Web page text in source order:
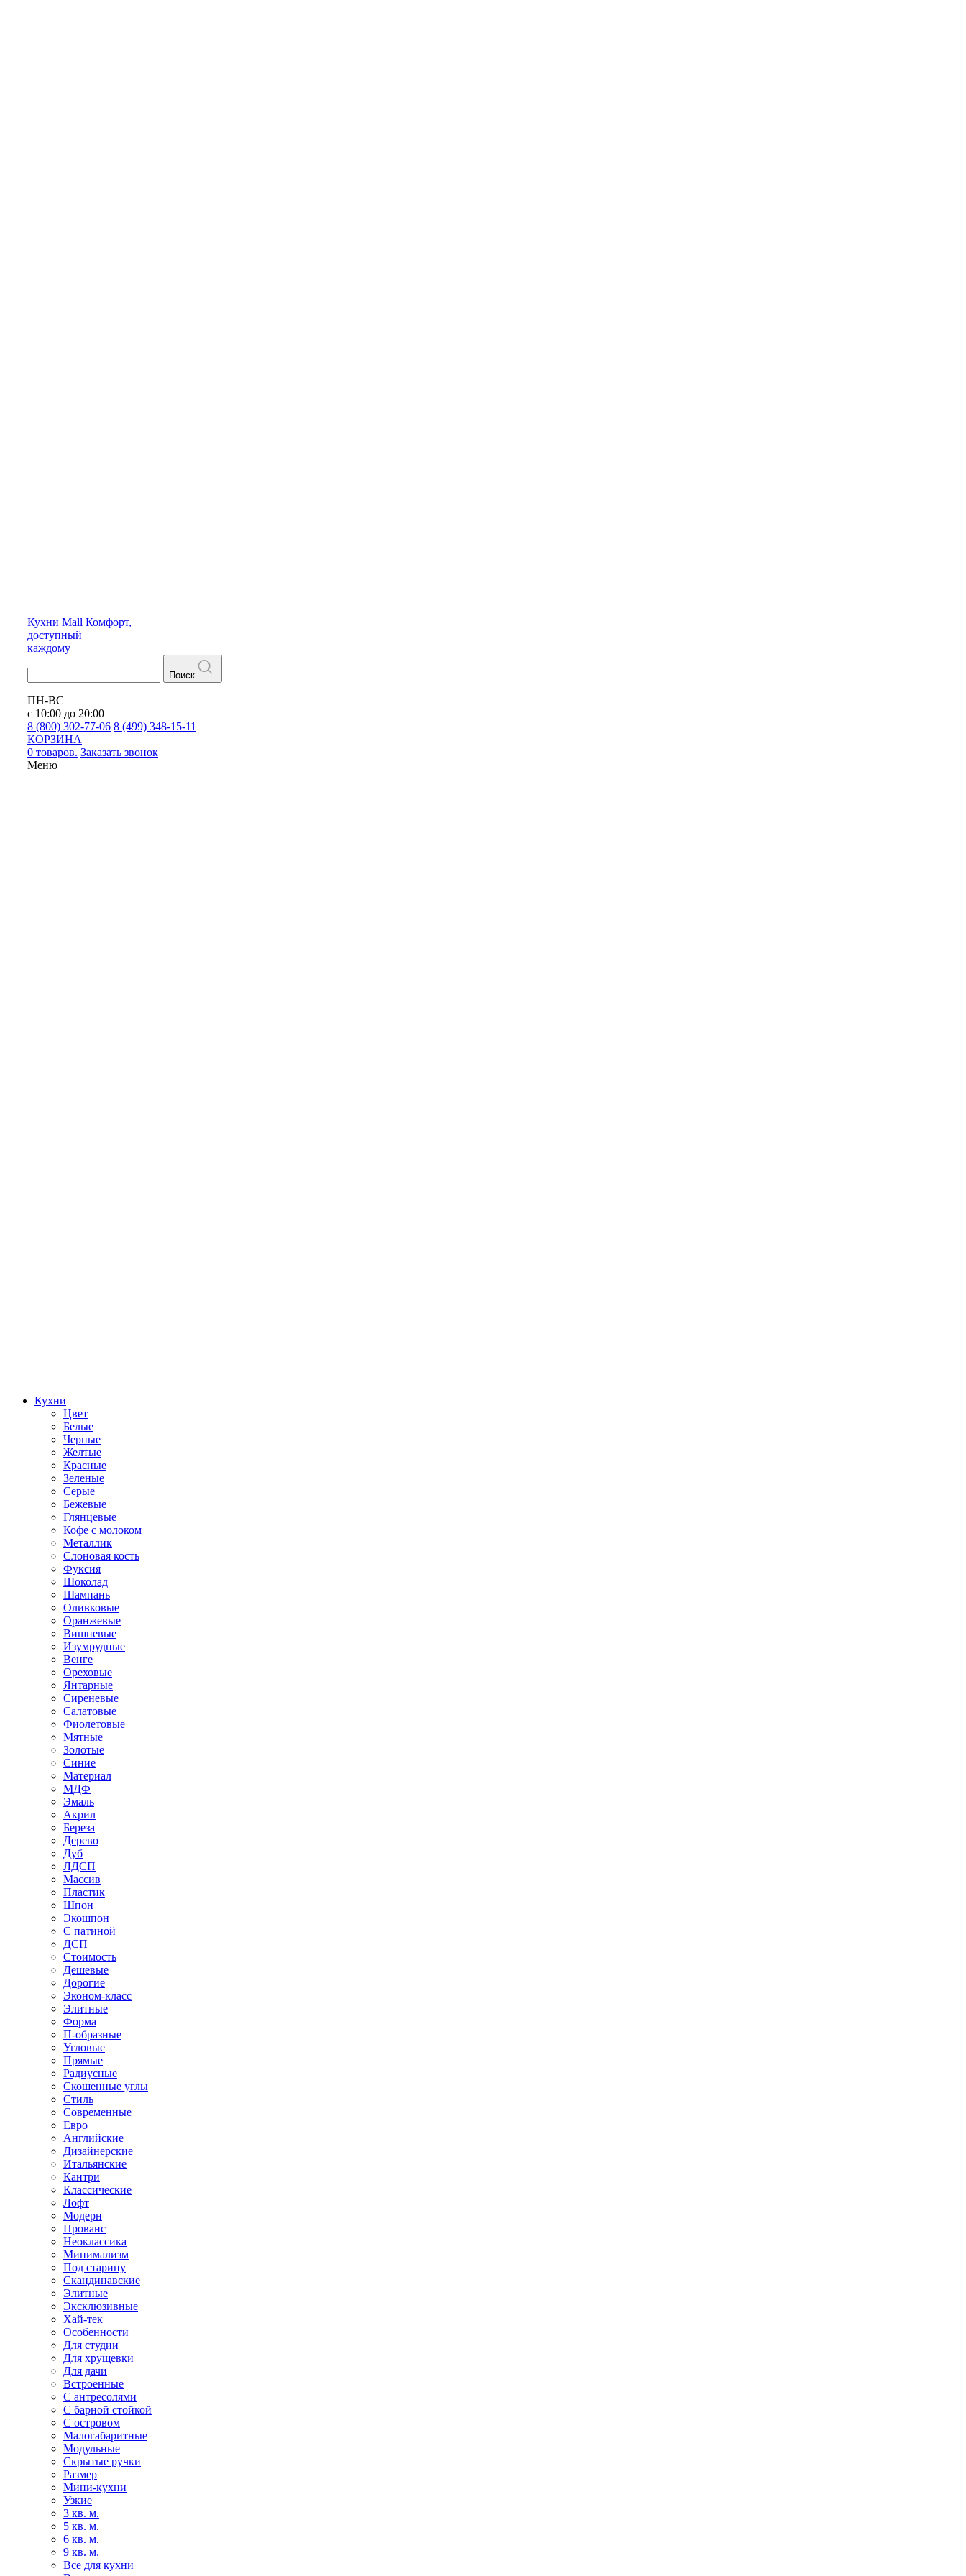
Кухни Mall Комфорт,
доступный
каждому
Поиск
ПН-ВС
с 10:00 до 20:00
8 (800) 302-77-06 8 (499) 348-15-11
КОРЗИНА
0 товаров. Заказать звонок
Меню
Кухни
Цвет
Белые
Черные
Желтые
Красные
Зеленые
Серые
Бежевые
Глянцевые
Кофе с молоком
Металлик
Слоновая кость
Фуксия
Шоколад
Шампань
Оливковые
Оранжевые
Вишневые
Изумрудные
Венге
Ореховые
Янтарные
Сиреневые
Салатовые
Фиолетовые
Мятные
Золотые
Синие
Материал
МДФ
Эмаль
Акрил
Береза
Дерево
Дуб
ЛДСП
Массив
Пластик
Шпон
Экошпон
С патиной
ДСП
Стоимость
Дешевые
Дорогие
Эконом-класс
Элитные
Форма
П-образные
Угловые
Прямые
Радиусные
Скошенные углы
Стиль
Современные
Евро
Английские
Дизайнерские
Итальянские
Кантри
Классические
Лофт
Модерн
Прованс
Неоклассика
Минимализм
Под старину
Скандинавские
Элитные
Эксклюзивные
Хай-тек
Особенности
Для студии
Для хрущевки
Для дачи
Встроенные
С антресолями
С барной стойкой
С островом
Малогабаритные
Модульные
Скрытые ручки
Размер
Мини-кухни
Узкие
3 кв. м.
5 кв. м.
6 кв. м.
9 кв. м.
Все для кухни